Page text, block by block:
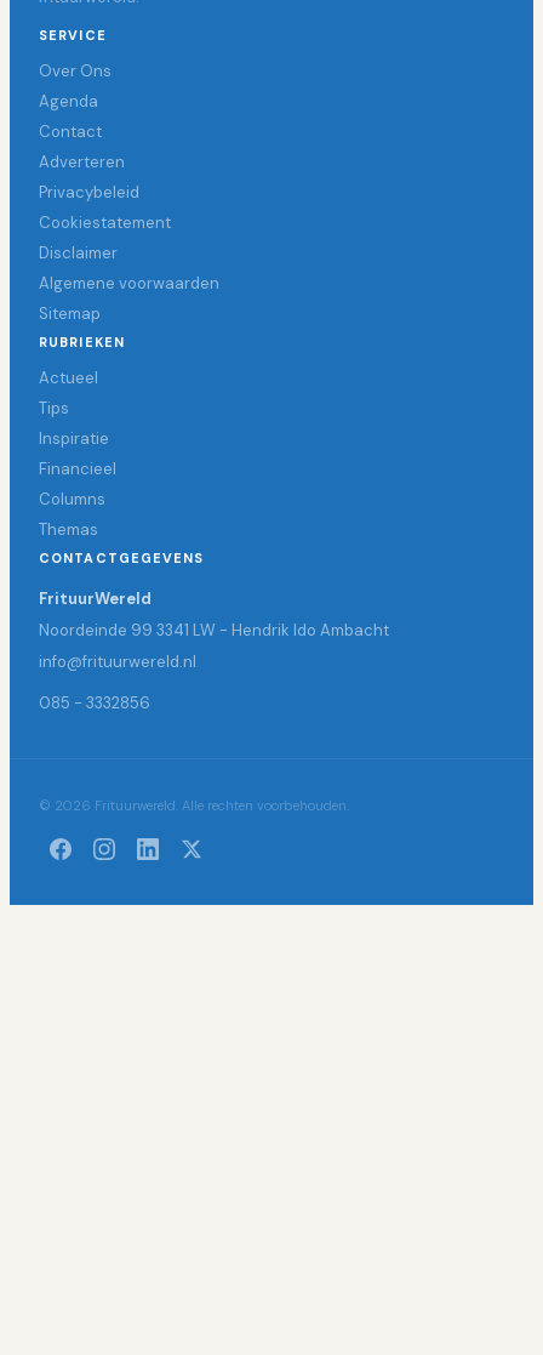
SERVICE
Over Ons
Agenda
Contact
Adverteren
Privacybeleid
Cookiestatement
Disclaimer
Algemene voorwaarden
Sitemap
RUBRIEKEN
Actueel
Tips
Inspiratie
Financieel
Columns
Themas
CONTACTGEGEVENS
FrituurWereld
Noordeinde 99 3341 LW - Hendrik Ido Ambacht
info@frituurwereld.nl
085 - 3332856
© 2026 Frituurwereld. Alle rechten voorbehouden.